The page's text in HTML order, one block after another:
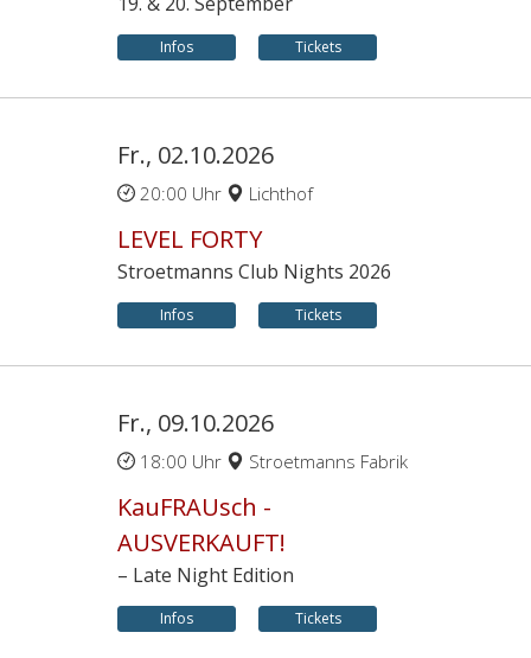
Infos Tickets
Fr., 02.10.2026
20:00 Uhr Lichthof
LEVEL FORTY
Stroetmanns Club Nights 2026
Infos Tickets
Fr., 09.10.2026
18:00 Uhr Stroetmanns Fabrik
KauFRAUsch -
AUSVERKAUFT!
– Late Night Edition
Infos Tickets